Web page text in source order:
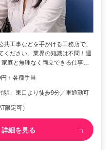
工事などを手がける工務店で、
ください。業界の知識は不問！週
庭と無理なく両立できる仕事…
＋各種手当
駅」東口より徒歩9分／車通勤可
限定可）
詳細を見る